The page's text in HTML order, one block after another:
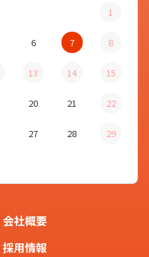
1
6 7 8
13 14 15
20 21 22
27 28 29
会社概要
採用情報